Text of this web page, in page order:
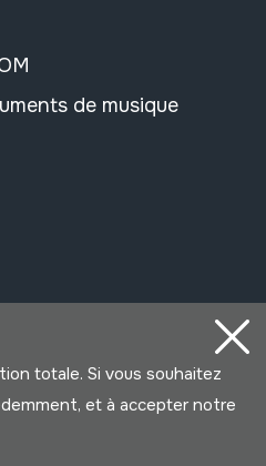
de musique
totale. Si vous souhaitez
et à accepter notre